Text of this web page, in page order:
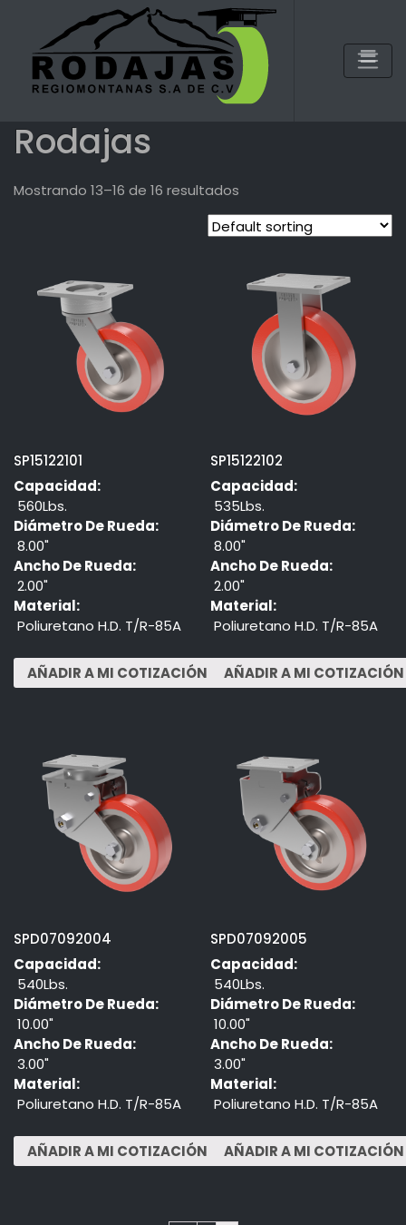
content
Rodajas
Mostrando 13–16 de 16 resultados
SP15122101
Capacidad:
560Lbs.
Diámetro De Rueda:
8.00"
Ancho De Rueda:
2.00"
Material:
Poliuretano H.D. T/R-85A
SP15122102
Capacidad:
535Lbs.
Diámetro De Rueda:
8.00"
Ancho De Rueda:
2.00"
Material:
Poliuretano H.D. T/R-85A
SPD07092004
Capacidad:
540Lbs.
Diámetro De Rueda:
10.00"
Ancho De Rueda:
3.00"
Material:
Poliuretano H.D. T/R-85A
SPD07092005
Capacidad:
540Lbs.
Diámetro De Rueda:
10.00"
Ancho De Rueda:
3.00"
Material:
Poliuretano H.D. T/R-85A